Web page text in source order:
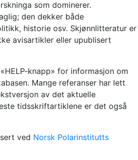
som dominerer.
den dekker både
historie osv. Skjønnlitteratur er
avisartikler eller upublisert
knapp» for informasjon om
Mange referanser har lett
av det aktuelle
tidsskriftartiklene er det også
ved Norsk Polarinstitutts